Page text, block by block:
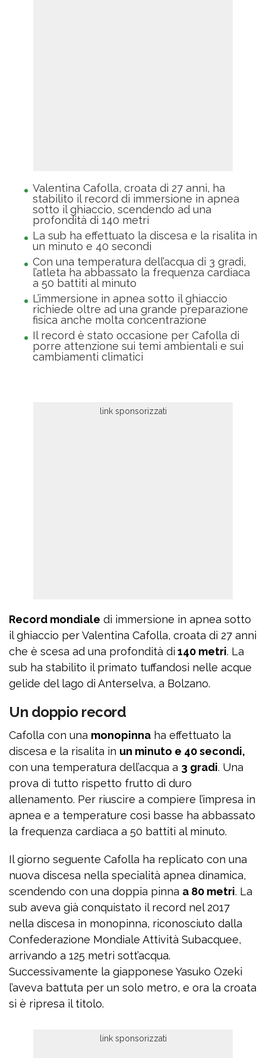
Valentina Cafolla, croata di 27 anni, ha
stabilito il record di immersione in apnea
sotto il ghiaccio, scendendo ad una
profondità di 140 metri
La sub ha effettuato la discesa e la risalita in
un minuto e 40 secondi
Con una temperatura dell’acqua di 3 gradi,
l’atleta ha abbassato la frequenza cardiaca
a 50 battiti al minuto
L’immersione in apnea sotto il ghiaccio
richiede oltre ad una grande preparazione
fisica anche molta concentrazione
Il record è stato occasione per Cafolla di
porre attenzione sui temi ambientali e sui
cambiamenti climatici
Record mondiale di immersione in apnea sotto
il ghiaccio per Valentina Cafolla, croata di 27 anni
che è scesa ad una profondità di 140 metri. La
sub ha stabilito il primato tuffandosi nelle acque
gelide del lago di Anterselva, a Bolzano.
Un doppio record
Cafolla con una monopinna ha effettuato la
discesa e la risalita in un minuto e 40 secondi,
con una temperatura dell’acqua a 3 gradi. Una
prova di tutto rispetto frutto di duro
allenamento. Per riuscire a compiere l’impresa in
apnea e a temperature così basse ha abbassato
la frequenza cardiaca a 50 battiti al minuto.
Il giorno seguente Cafolla ha replicato con una
nuova discesa nella specialità apnea dinamica,
scendendo con una doppia pinna a 80 metri. La
sub aveva già conquistato il record nel 2017
nella discesa in monopinna, riconosciuto dalla
Confederazione Mondiale Attività Subacquee,
arrivando a 125 metri sott’acqua.
Successivamente la giapponese Yasuko Ozeki
l’aveva battuta per un solo metro, e ora la croata
si è ripresa il titolo.